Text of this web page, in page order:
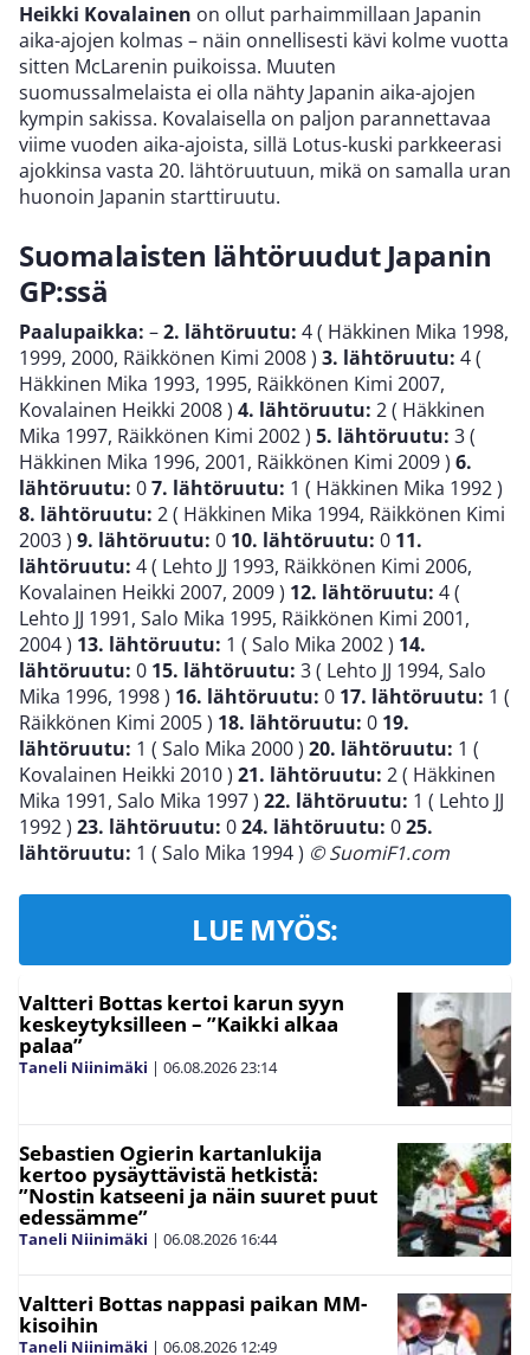
Heikki Kovalainen on ollut parhaimmillaan Japanin
aika-ajojen kolmas – näin onnellisesti kävi kolme vuotta
sitten McLarenin puikoissa. Muuten
suomussalmelaista ei olla nähty Japanin aika-ajojen
kympin sakissa. Kovalaisella on paljon parannettavaa
viime vuoden aika-ajoista, sillä Lotus-kuski parkkeerasi
ajokkinsa vasta 20. lähtöruutuun, mikä on samalla uran
huonoin Japanin starttiruutu.
Suomalaisten lähtöruudut Japanin
GP:ssä
Paalupaikka: –2. lähtöruutu: 4 ( Häkkinen Mika 1998,
1999, 2000, Räikkönen Kimi 2008 ) 3. lähtöruutu: 4 (
Häkkinen Mika 1993, 1995, Räikkönen Kimi 2007,
Kovalainen Heikki 2008 ) 4. lähtöruutu: 2 ( Häkkinen
Mika 1997, Räikkönen Kimi 2002 ) 5. lähtöruutu: 3 (
Häkkinen Mika 1996, 2001, Räikkönen Kimi 2009 ) 6.
lähtöruutu: 07. lähtöruutu: 1 ( Häkkinen Mika 1992 )
8. lähtöruutu: 2 ( Häkkinen Mika 1994, Räikkönen Kimi
2003 ) 9. lähtöruutu: 0 10. lähtöruutu: 0 11.
lähtöruutu: 4 ( Lehto JJ 1993, Räikkönen Kimi 2006,
Kovalainen Heikki 2007, 2009 ) 12. lähtöruutu: 4 (
Lehto JJ 1991, Salo Mika 1995, Räikkönen Kimi 2001,
2004 ) 13. lähtöruutu: 1 ( Salo Mika 2002 ) 14.
lähtöruutu: 0 15. lähtöruutu: 3 ( Lehto JJ 1994, Salo
Mika 1996, 1998 ) 16. lähtöruutu: 0 17. lähtöruutu: 1 (
Räikkönen Kimi 2005 ) 18. lähtöruutu: 0 19.
lähtöruutu: 1 ( Salo Mika 2000 ) 20. lähtöruutu: 1 (
Kovalainen Heikki 2010 ) 21. lähtöruutu: 2 ( Häkkinen
Mika 1991, Salo Mika 1997 ) 22. lähtöruutu: 1 ( Lehto JJ
1992 ) 23. lähtöruutu: 024. lähtöruutu: 025.
lähtöruutu: 1 ( Salo Mika 1994 ) © SuomiF1.com
LUE MYÖS:
Valtteri Bottas kertoi karun syyn
keskeytyksilleen – ”Kaikki alkaa
palaa”
Taneli Niinimäki | 06.08.202623:14
Sebastien Ogierin kartanlukija
kertoo pysäyttävistä hetkistä:
”Nostin katseeni ja näin suuret puut
edessämme”
Taneli Niinimäki | 06.08.2026 16:44
Valtteri Bottas nappasi paikan MM-
kisoihin
Taneli Niinimäki | 06.08.2026 12:49